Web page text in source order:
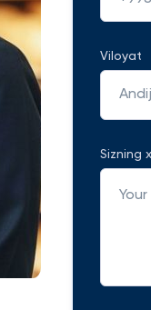
Viloyat
Sizning